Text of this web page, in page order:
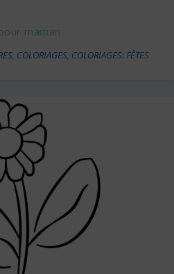
maman
, COLORIAGES, COLORIAGES: FÊTES